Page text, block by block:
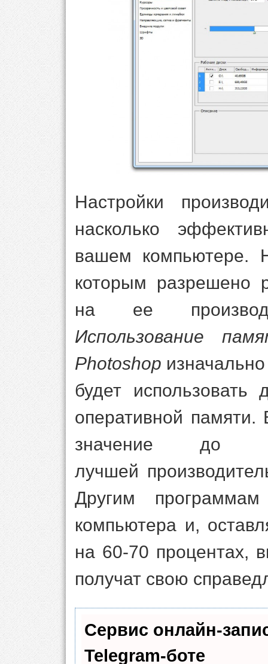
Настройки
насколько
вашем компьютере.
которым разрешено
на ее
Использование
Photoshop
будет использовать
оперативной памяти.
значение до
лучшей
Другим
компьютера и,
на 60-70 процентах,
получат свою
Сервис онлайн-
Telegram-боте